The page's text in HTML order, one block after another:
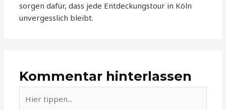
sorgen dafür, dass jede Entdeckungstour in Köln
unvergesslich bleibt.
Kommentar hinterlassen
tippen...